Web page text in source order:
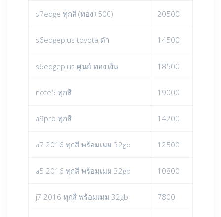
s7edge ทุกสี (ทอง+500) 20500
s6edgeplus toyota ดำ 14500
s6edgeplus ศูนย์ ทอง,เงิน 18500
note5 ทุกสี 19000
a9pro ทุกสี 14200
a7 2016 ทุกสี พร้อมเมม 32gb 12500
a5 2016 ทุกสี พร้อมเมม 32gb 10800
j7 2016 ทุกสี พร้อมเมม 32gb 7800